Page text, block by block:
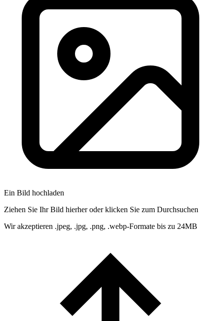
Ein Bild hochladen
Ziehen Sie Ihr Bild hierher oder klicken Sie zum Durchsuchen
Wir akzeptieren .jpeg, .jpg, .png, .webp-Formate bis zu 24MB